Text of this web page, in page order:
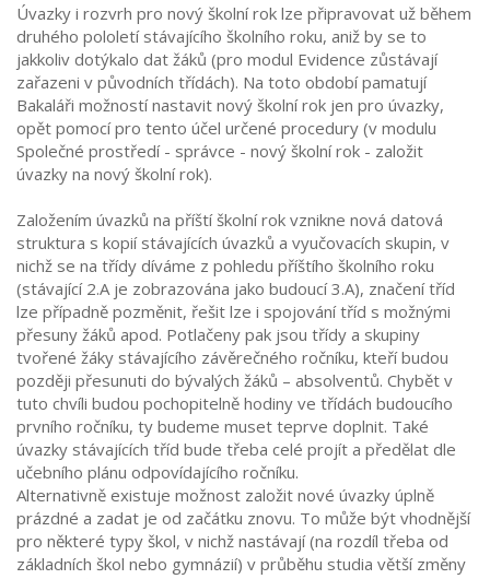
Úvazky i rozvrh pro nový školní rok lze připravovat už během
druhého pololetí stávajícího školního roku, aniž by se to
jakkoliv dotýkalo dat žáků (pro modul Evidence zůstávají
zařazeni v původních třídách). Na toto období pamatují
Bakaláři možností nastavit nový školní rok jen pro úvazky,
opět pomocí pro tento účel určené procedury (v modulu
Společné prostředí - správce - nový školní rok - založit
úvazky na nový školní rok).
Založením úvazků na příští školní rok vznikne nová datová
struktura s kopií stávajících úvazků a vyučovacích skupin, v
nichž se na třídy díváme z pohledu příštího školního roku
(stávající 2.A je zobrazována jako budoucí 3.A), značení tříd
lze případně pozměnit, řešit lze i spojování tříd s možnými
přesuny žáků apod. Potlačeny pak jsou třídy a skupiny
tvořené žáky stávajícího závěrečného ročníku, kteří budou
později přesunuti do bývalých žáků – absolventů. Chybět v
tuto chvíli budou pochopitelně hodiny ve třídách budoucího
prvního ročníku, ty budeme muset teprve doplnit. Také
úvazky stávajících tříd bude třeba celé projít a předělat dle
učebního plánu odpovídajícího ročníku.
Alternativně existuje možnost založit nové úvazky úplně
prázdné a zadat je od začátku znovu. To může být vhodnější
pro některé typy škol, v nichž nastávají (na rozdíl třeba od
základních škol nebo gymnázií) v průběhu studia větší změny